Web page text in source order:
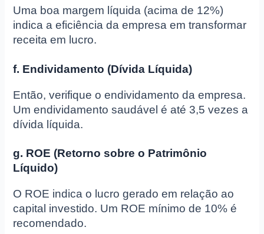
Uma boa margem líquida (acima de 12%)
indica a eficiência da empresa em transformar
receita em lucro.
f. Endividamento (Dívida Líquida)
Então, verifique o endividamento da empresa.
Um endividamento saudável é até 3,5 vezes a
dívida líquida.
g. ROE (Retorno sobre o Patrimônio
Líquido)
O ROE indica o lucro gerado em relação ao
capital investido. Um ROE mínimo de 10% é
recomendado.